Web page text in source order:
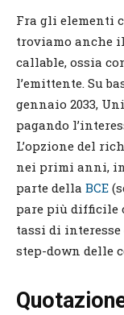
Fra gli elementi
troviamo anche
callable, ossia
l’emittente. Su
gennaio 2033,
pagando
L’opzione del
nei primi anni,
parte della BCE
pare più difficile
tassi di interesse
step-down delle